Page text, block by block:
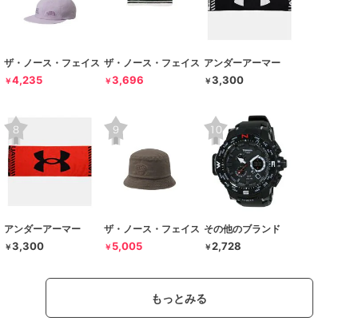
ザ・ノース・フェイス
￥4,235
ザ・ノース・フェイス
￥3,696
アンダーアーマー
￥3,300
アンダーアーマー
￥3,300
ザ・ノース・フェイス
￥ 5,005
その他のブランド
￥2,728
もっとみる